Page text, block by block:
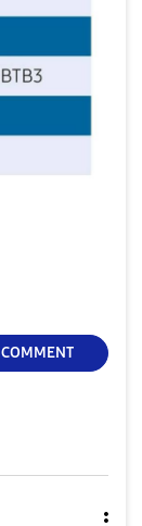
COMMENT